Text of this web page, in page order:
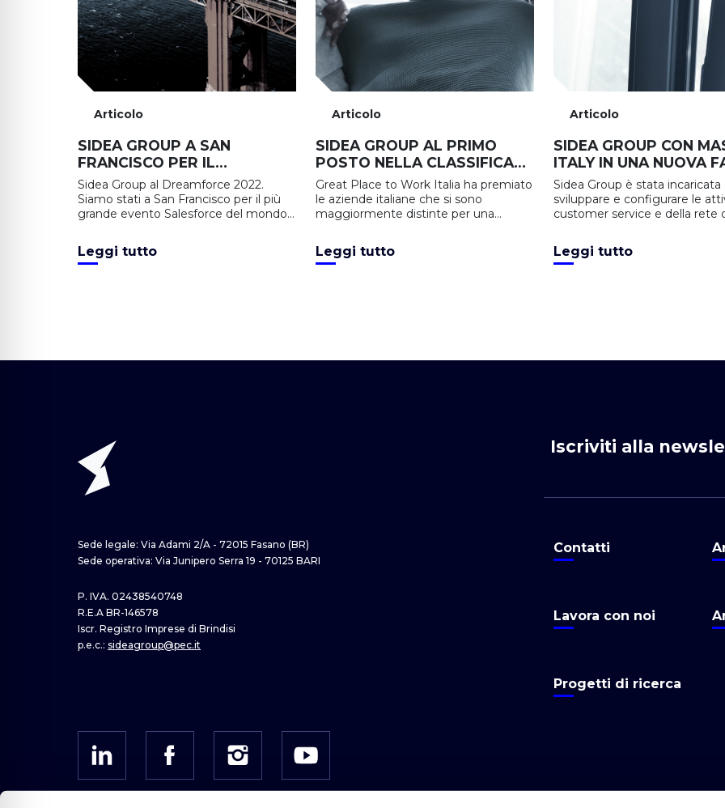
Articolo
SIDEA GROUP A SAN
FRANCISCO PER IL
DREAMFORCE 2022
Sidea Group al Dreamforce 2022.
Siamo stati a San Francisco per il più
grande evento Salesforce del mondo:
Leggi tutto
Articolo
SIDEA GROUP AL PRIMO
POSTO NELLA CLASSIFICA
DEL BEST WORKPLACES
FOR DIVERSITY, EQUITY &
INCLUSION
Great Place to Work Italia ha premiato
le aziende italiane che si sono
maggiormente distinte per una
capace di dare a tutti i collaboratori la
possibilità di esprimersi al meglio":
Leggi tutto
Articolo
SIDEA GROUP CON
ITALY IN UNA NUOVA
CRESCITA E SVILUPPO
Sidea Group è stata incaricata
sviluppare e configurare le
customer service e della rete
Leggi tutto
Iscriviti alla
Sede legale: Via Adami 2/A - 72015 Fasano (BR)
Sede operativa: Via Junipero Serra 19 - 70125 BARI
P. IVA. 02438540748
R.E.A BR-146578
Iscr. Registro Imprese di Brindisi
p.e.c.: sideagroup@pec.it
Contatti
Lavora con noi
Progetti di ricerca